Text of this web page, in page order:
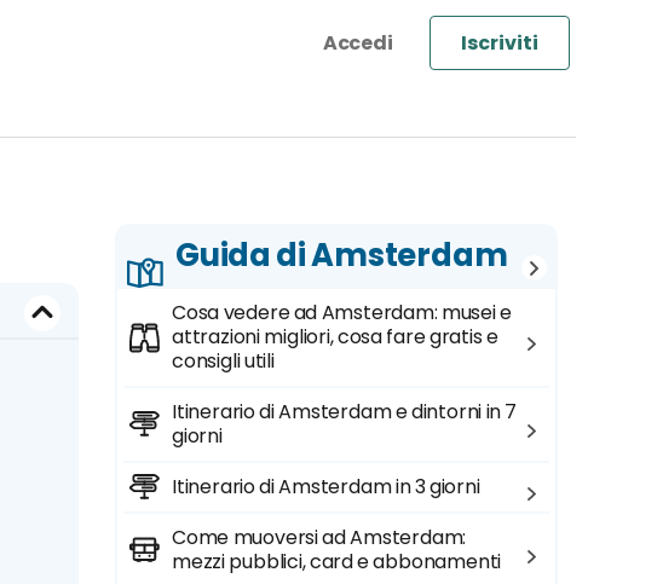
Iscriviti
Guida di Amsterdam
Cosa vedere ad Amsterdam: musei e
attrazioni migliori, cosa fare gratis e
consigli utili
Itinerario di Amsterdam e dintorni in 7
giorni
Itinerario di Amsterdam in 3 giorni
Come muoversi ad Amsterdam:
mezzi pubblici, card e abbonamenti